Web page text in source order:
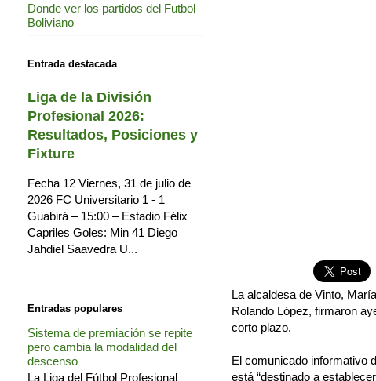
La alcaldesa de Vinto,
Rolando López, firmaron
corto plazo.
El comunicado informativo
está “destinado a
Donde ver los partidos del Futbol
Boliviano
Entrada destacada
Liga de la División
Profesional 2026:
Resultados, Posiciones y
Fixture
Fecha 12 Viernes, 31 de julio de
2026 FC Universitario 1 - 1
Guabirá – 15:00 – Estadio Félix
Capriles Goles: Min 41 Diego
Jahdiel Saavedra U...
Entradas populares
Sistema de premiación se repite
pero cambia la modalidad del
descenso
La Liga del Fútbol Profesional